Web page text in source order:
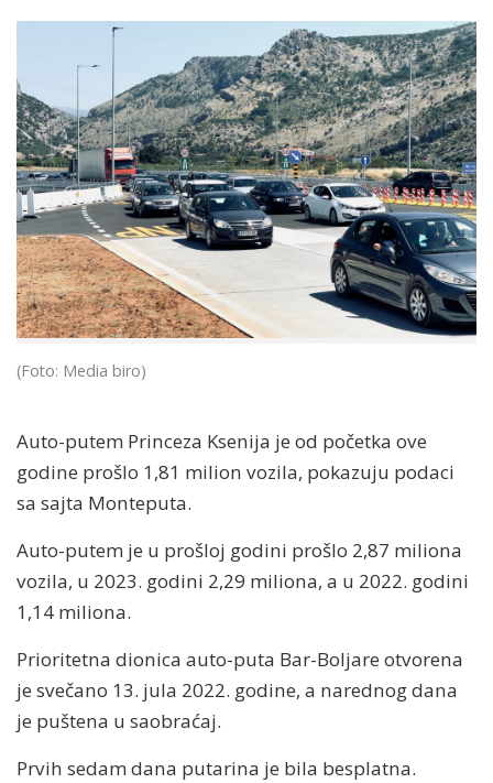
(Foto: Media biro)
Auto-putem Princeza Ksenija je od početka ove
godine prošlo 1,81 milion vozila, pokazuju podaci
sa sajta Monteputa.
Auto-putem je u prošloj godini prošlo 2,87 miliona
vozila, u 2023. godini 2,29 miliona, a u 2022. godini
1,14 miliona.
Prioritetna dionica auto-puta Bar-Boljare otvorena
je svečano 13. jula 2022. godine, a narednog dana
je puštena u saobraćaj.
Prvih sedam dana putarina je bila besplatna.